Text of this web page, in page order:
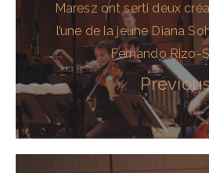
Maresz ont serti deux
l’une de la jeune Diana
Fernando Rizo-